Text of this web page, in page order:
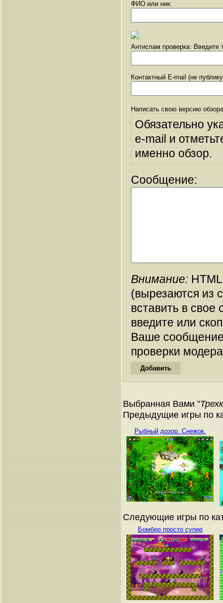
ФИО или ник:
Антиспам проверка: Введите
Контактный E-mail (не
Написать свою версию
Обязательно
e-mail и
именно обзор.
Сообщение:
Внимание:
(вырезаются из
вставить в
введите или
Ваше
проверки
Выбранная Вами "
Предыдущие игры по
Рыбный дозор. Снежок.
Следующие игры по
Бомбер просто супер